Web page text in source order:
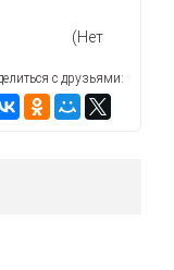
(Нет
с друзьями: